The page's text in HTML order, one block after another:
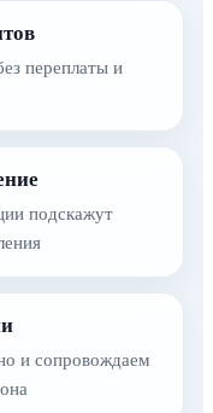
переплаты и
подскажут
и сопровождаем